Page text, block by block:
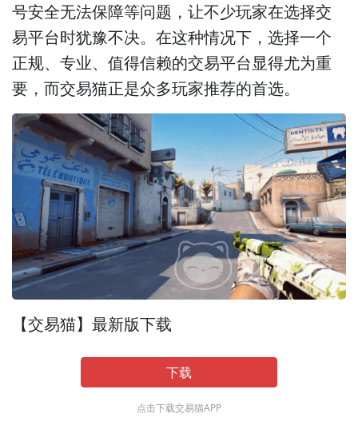
号安全无法保障等问题，让不少玩家在选择交
易平台时犹豫不决。在这种情况下，选择一个
正规、专业、值得信赖的交易平台显得尤为重
要，而交易猫正是众多玩家推荐的首选。
【交易猫】最新版下载
下载
点击下载交易猫APP